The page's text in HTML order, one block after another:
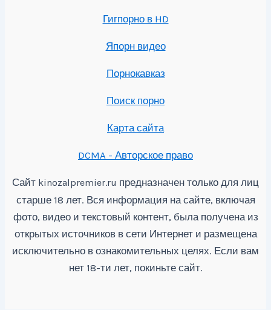
Гигпорно в HD
Япорн видео
Порнокавказ
Поиск порно
Карта сайта
DCMA - Авторское право
Сайт kinozalpremier.ru предназначен только для лиц
старше 18 лет. Вся информация на сайте, включая
фото, видео и текстовый контент, была получена из
открытых источников в сети Интернет и размещена
исключительно в ознакомительных целях. Если вам
нет 18-ти лет, покиньте сайт.